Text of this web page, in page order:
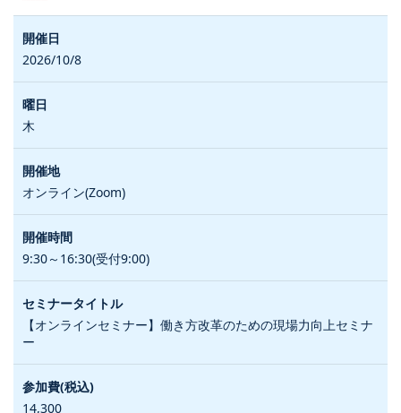
2026/10/8
木
オンライン(Zoom)
9:30～16:30(受付9:00)
【オンラインセミナー】働き方改革のための現場力向上セミナ
ー
14,300